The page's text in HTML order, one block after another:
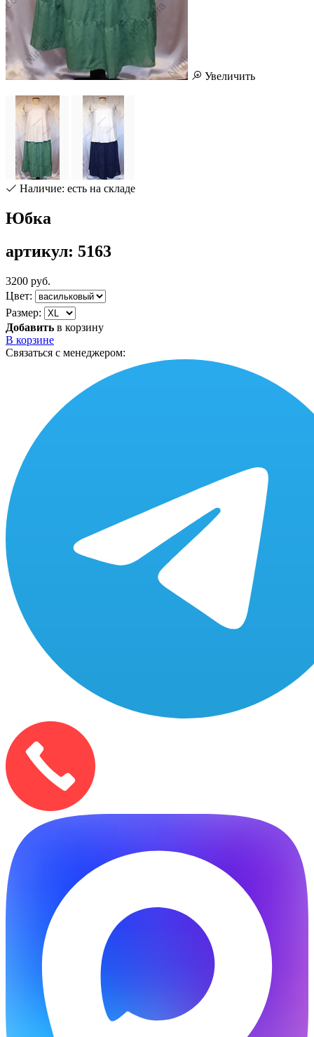
Увеличить
Наличие: есть на складе
Юбка
артикул: 5163
3200 руб.
Цвет:
Размер:
Добавить в корзину
В корзине
Связаться с менеджером: